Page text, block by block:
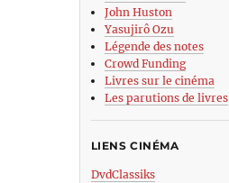
John Huston
Yasujirô Ozu
Légende des notes
Crowd Funding
Livres sur le cinéma
Les parutions de livres
LIENS CINÉMA
DvdClassiks